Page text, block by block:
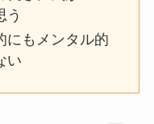
う
にもメンタル的
い